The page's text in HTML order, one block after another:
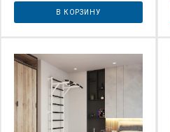
В КОРЗИНУ